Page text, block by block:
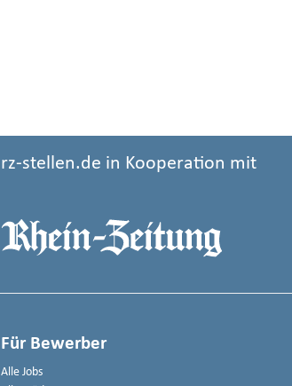
rz-stellen.de in Kooperation mit
Für Bewerber
Alle Jobs